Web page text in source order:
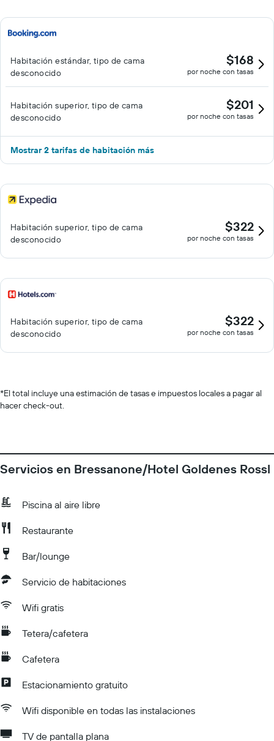
Habitación estándar, tipo de cama
desconocido
$168
por noche con tasas
Habitación superior, tipo de cama
desconocido
$201
por noche con tasas
Mostrar 2 tarifas de habitación más
Habitación superior, tipo de cama
desconocido
$322
por noche con tasas
Habitación superior, tipo de cama
desconocido
$322
por noche con tasas
*El total incluye una estimación de tasas e impuestos locales a pagar al
hacer check-out.
Servicios en Bressanone/Hotel Goldenes Rossl
Piscina al aire libre
Restaurante
Bar/lounge
Servicio de habitaciones
Wifi gratis
Tetera/cafetera
Cafetera
Estacionamiento gratuito
Wifi disponible en todas las instalaciones
TV de pantalla plana